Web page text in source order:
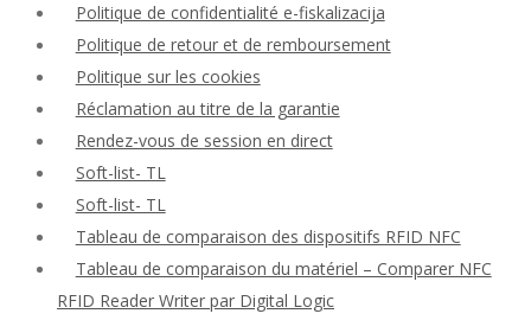
Politique de confidentialité e-fiskalizacija
Politique de retour et de remboursement
Politique sur les cookies
Réclamation au titre de la garantie
Rendez-vous de session en direct
Soft-list- TL
Soft-list- TL
Tableau de comparaison des dispositifs RFID NFC
Tableau de comparaison du matériel – Comparer NFC
RFID Reader Writer par Digital Logic